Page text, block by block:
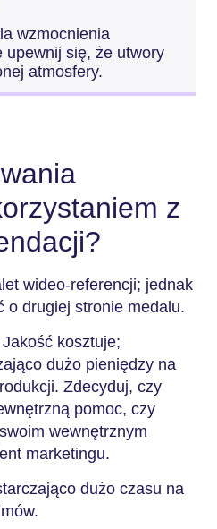
wzmocnienia
upewnij się, że utwory
atmosfery.
z
wideo-referencji; jednak
o drugiej stronie medalu.
Jakość kosztuje;
dużo pieniędzy na
Zdecyduj, czy
pomoc, czy
wewnętrznym
marketingu.
dużo czasu na